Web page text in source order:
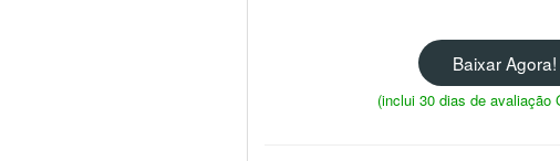
Baixar Agora!
(inclui 30 dias de avaliação